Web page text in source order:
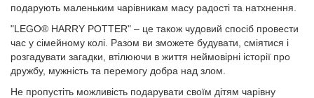
подарують маленьким чарівникам масу радості та натхнення.
"LEGO® HARRY POTTER" – це також чудовий спосіб провести
час у сімейному колі. Разом ви зможете будувати, сміятися і
розгадувати загадки, втілюючи в життя неймовірні історії про
дружбу, мужність та перемогу добра над злом.
Не пропустіть можливість подарувати своїм дітям чарівну